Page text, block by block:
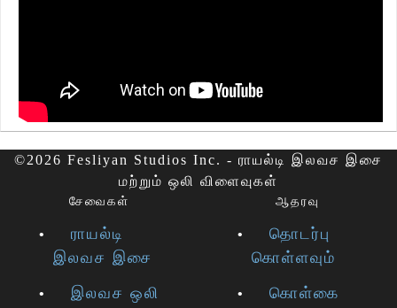
©2026 Fesliyan Studios Inc. - ராயல்டி இலவச இசை
மற்றும் ஒலி விளைவுகள்
சேவைகள்
ராயல்டி
இலவச இசை
இலவச ஒலி
ஆதரவு
தொடர்பு
கொள்ளவும்
கொள்கை